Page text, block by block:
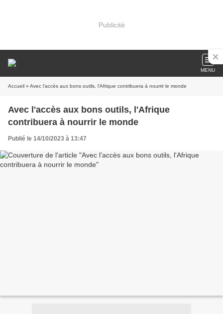
Publicité
MENU
Accueil » Avec l'accès aux bons outils, l'Afrique contribuera à nourrir le monde
Avec l'accès aux bons outils, l'Afrique
contribuera à nourrir le monde
Publié le 14/10/2023 à 13:47